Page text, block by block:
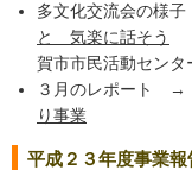
多文化交流会の
と 気楽に話そう
賀市市民活動セン
３月のレポー
り事業
平成２３年度事業報